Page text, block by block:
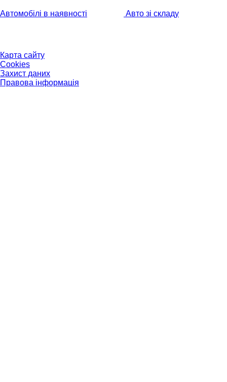
Автомобілі в наявності Авто зі складу
Карта сайту
Cookies
Захист даних
Правова інформація